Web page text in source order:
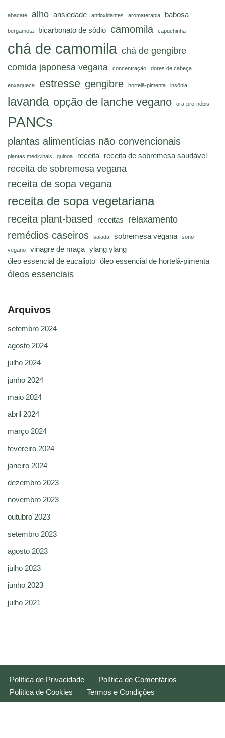
abacate alho ansiedade antioxidantes aromaterapia babosa
bergamota bicarbonato de sódio camomila capuchinha
chá de camomila chá de gengibre
comida japonesa vegana
concentração dores de cabeça
enxaqueca estresse gengibre hortelã-pimenta insônia
lavanda opção de lanche vegano ora-pro-nóbis
PANCs
plantas alimentícias não convencionais
plantas medicinais quinoa receita receita de sobremesa saudável
receita de sobremesa vegana
receita de sopa vegana
receita de sopa vegetariana
receita plant-based receitas relaxamento
remédios caseiros salada sobremesa vegana sono
vegano vinagre de maça ylang ylang
óleo essencial de eucalipto óleo essencial de hortelã-pimenta
óleos essenciais
Arquivos
setembro 2024
agosto 2024
julho 2024
junho 2024
maio 2024
abril 2024
março 2024
fevereiro 2024
janeiro 2024
dezembro 2023
novembro 2023
outubro 2023
setembro 2023
agosto 2023
julho 2023
junho 2023
julho 2021
Política de Privacidade
Política de Comentários
Política de Cookies
Termos e Condições